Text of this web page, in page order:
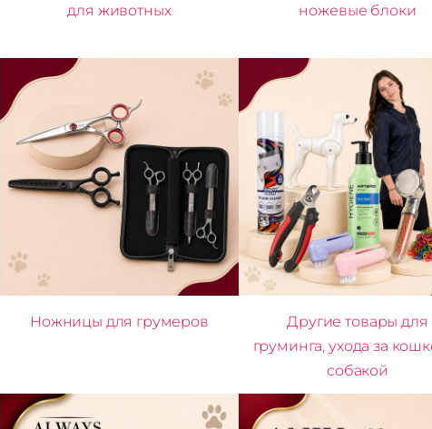
для животных
ножевые блоки
Ножницы для грумеров
Другие товары для
груминга, ухода за
собакой